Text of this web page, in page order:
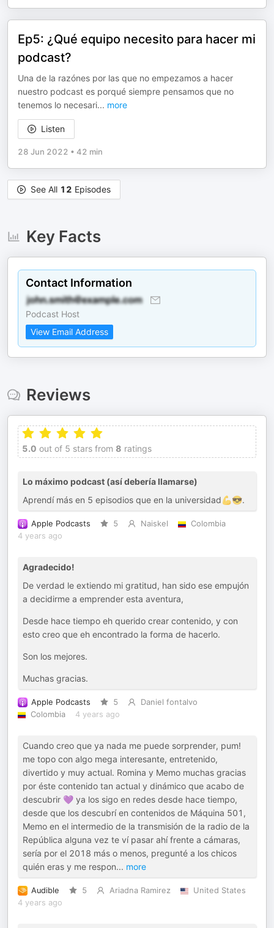
Ep5: ¿Qué equipo necesito para hacer mi
podcast?
Una de la razónes por las que no empezamos a hacer
nuestro podcast es porqué siempre pensamos que no
tenemos lo necesari... more
Listen
28 Jun 2022 • 42 min
See All 12 Episodes
Key Facts
Contact Information
Podcast Host
View Email Address
Reviews
5.0 out of 5 stars from 8 ratings
Lo máximo podcast (así debería llamarse)
Aprendí más en 5 episodios que en la universidad💪😎.
Apple Podcasts 5 Naiskel
Colombia
4 years ago
Agradecido!
De verdad le extiendo mi gratitud, han sido ese empujón
a decidirme a emprender esta aventura,
Desde hace tiempo eh querido crear contenido, y con
esto creo que eh encontrado la forma de hacerlo.
Son los mejores.
Muchas gracias.
Apple Podcasts 5
Daniel fontalvo
Colombia
4 years ago
Cuando creo que ya nada me puede sorprender, pum!
me topo con algo mega interesante, entretenido,
divertido y muy actual. Romina y Memo muchas gracias
por éste contenido tan actual y dinámico que acabo de
descubrir 💜 ya los sigo en redes desde hace tiempo,
desde que los descubrí en contenidos de Máquina 501,
Memo en el intermedio de la transmisión de la radio de la
República alguna vez te ví pasar ahí frente a cámaras,
sería por el 2018 más o menos, pregunté a los chicos
quién eras y me respon... more
Audible 5 Ariadna Ramirez
United States
4 years ago